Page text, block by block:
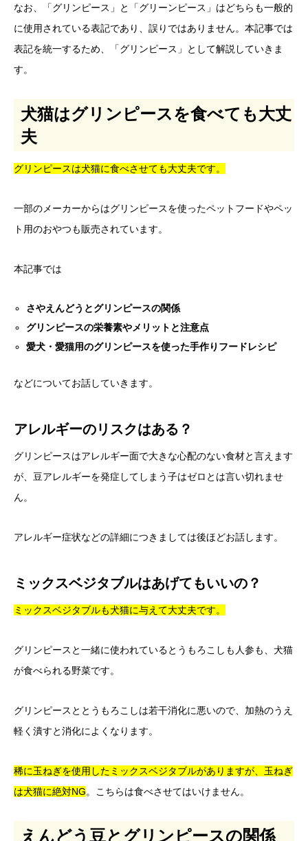
なお、「グリンピース」と「グリーンピース」はどちらも一般的
に使用されている表記であり、誤りではありません。本記事では
表記を統一するため、「グリンピース」として解説していきま
す。
犬猫はグリンピースを食べても大丈
夫
グリンピースは犬猫に食べさせても大丈夫です。
一部のメーカーからはグリンピースを使ったペットフードやペッ
ト用のおやつも販売されています。
本記事では
さやえんどうとグリンピースの関係
グリンピースの栄養素やメリットと注意点
愛犬・愛猫用のグリンピースを使った手作りフードレシピ
などについてお話していきます。
アレルギーのリスクはある？
グリンピースはアレルギー面で大きな心配のない食材と言えます
が、豆アレルギーを発症してしまう子はゼロとは言い切れませ
ん。
アレルギー症状などの詳細につきましては後ほどお話します。
ミックスベジタブルはあげてもいいの？
ミックスベジタブルも犬猫に与えて大丈夫です。
グリンピースと一緒に使われているとうもろこしも人参も、犬猫
が食べられる野菜です。
グリンピースととうもろこしは若干消化に悪いので、加熱のうえ
軽く潰すと消化によくなります。
稀に玉ねぎを使用したミックスベジタブルがありますが、玉ねぎ
は犬猫に絶対NG。こちらは食べさせてはいけません。
えんどう豆とグリンピースの関係